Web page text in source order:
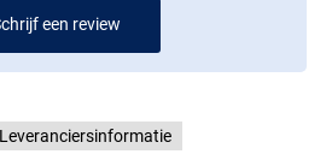
een review
Leveranciersinformatie